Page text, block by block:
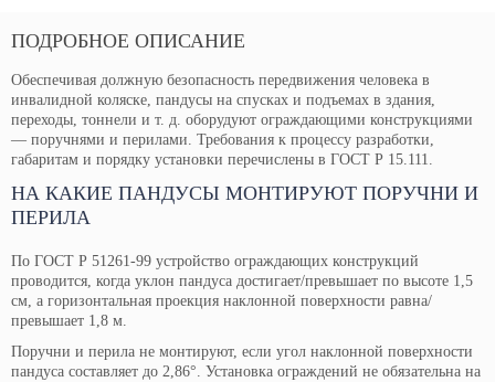
ПОДРОБНОЕ ОПИСАНИЕ
Обеспечивая должную безопасность передвижения человека в
инвалидной коляске, пандусы на спусках и подъемах в здания,
переходы, тоннели и т. д. оборудуют ограждающими конструкциями
— поручнями и перилами. Требования к процессу разработки,
габаритам и порядку установки перечислены в ГОСТ Р 15.111.
НА КАКИЕ ПАНДУСЫ МОНТИРУЮТ ПОРУЧНИ И
ПЕРИЛА
По ГОСТ Р 51261-99 устройство ограждающих конструкций
проводится, когда уклон пандуса достигает/превышает по высоте 1,5
см, а горизонтальная проекция наклонной поверхности равна/
превышает 1,8 м.
Поручни и перила не монтируют, если угол наклонной поверхности
пандуса составляет до 2,86°. Установка ограждений не обязательна на